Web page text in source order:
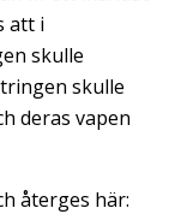
att i
skulle
skulle
deras vapen
återges här: